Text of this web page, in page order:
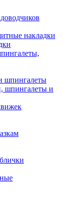
накладки
шпингалеты
шпингалеты и